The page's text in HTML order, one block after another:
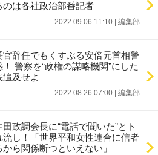
のは各社政治部番記者
2022.09.06 11:10 編集部
辞任でもくすぶる安倍元首相警
警察を“政権の謀略機関”にした
及せよ
2022.08.26 07:00 編集部
政調会長に“電話で聞いた”とト
流し！「世界平和女性連合に信者
ら関係断つといえない」